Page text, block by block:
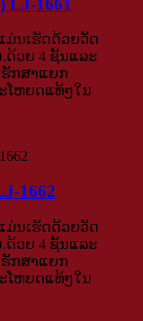
1661
ມ່ນເຮັດດ້ວຍວັດ
ດ້ວຍ 4 ຊັ້ນແລະ
ກສາແຍກ
ໂຫຍດແທ້ໆໃນ
1662
ມ່ນເຮັດດ້ວຍວັດ
ດ້ວຍ 4 ຊັ້ນແລະ
ກສາແຍກ
ໂຫຍດແທ້ໆໃນ